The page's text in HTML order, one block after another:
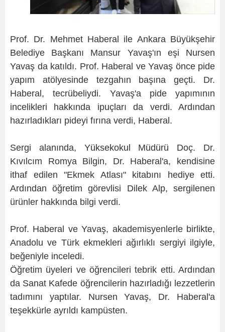
Prof. Dr. Mehmet Haberal ile Ankara Büyükşehir
Belediye Başkanı Mansur Yavaş'ın eşi Nursen
Yavaş da katıldı. Prof. Haberal ve Yavaş önce pide
yapım atölyesinde tezgahın başına geçti. Dr.
Haberal, tecrübeliydi. Yavaş'a pide yapımının
incelikleri hakkında ipuçları da verdi. Ardından
hazırladıkları pideyi fırına verdi, Haberal.
Sergi alanında, Yüksekokul Müdürü Doç. Dr.
Kıvılcım Romya Bilgin, Dr. Haberal'a, kendisine
ithaf edilen "Ekmek Atlası" kitabını hediye etti.
Ardından öğretim görevlisi Dilek Alp, sergilenen
ürünler hakkında bilgi verdi.
Prof. Haberal ve Yavaş, akademisyenlerle birlikte,
Anadolu ve Türk ekmekleri ağırlıklı sergiyi ilgiyle,
beğeniyle inceledi.
Öğretim üyeleri ve öğrencileri tebrik etti. Ardından
da Sanat Kafede öğrencilerin hazırladığı lezzetlerin
tadımını yaptılar. Nursen Yavaş, Dr. Haberal'a
teşekkürle ayrıldı kampüsten.